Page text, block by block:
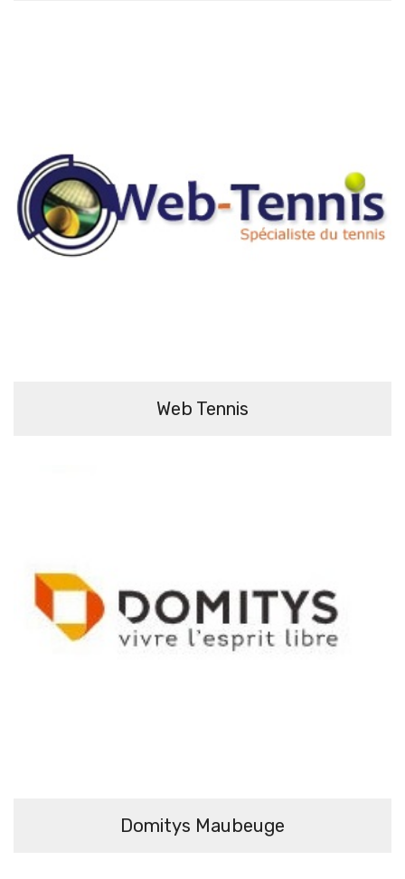
Web Tennis
Domitys Maubeuge